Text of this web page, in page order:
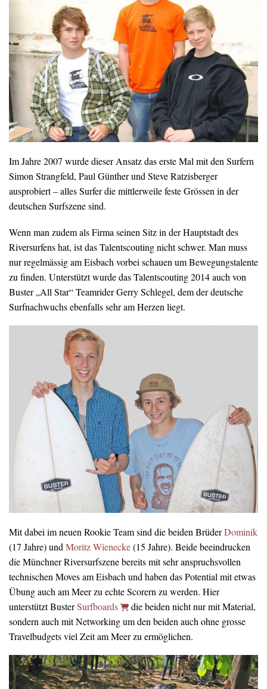
Im Jahre 2007 wurde dieser Ansatz das erste Mal mit den Surfern
Simon Strangfeld, Paul Günther und Steve Ratzisberger
ausprobiert – alles Surfer die mittlerweile feste Grössen in der
deutschen Surfszene sind.
Wenn man zudem als Firma seinen Sitz in der Hauptstadt des
Riversurfens hat, ist das Talentscouting nicht schwer. Man muss
nur regelmässig am Eisbach vorbei schauen um Bewegungstalente
zu finden. Unterstützt wurde das Talentscouting 2014 auch von
Buster „All Star“ Teamrider Gerry Schlegel, dem der deutsche
Surfnachwuchs ebenfalls sehr am Herzen liegt.
Mit dabei im neuen Rookie Team sind die beiden BrüderDominik
(17 Jahre) und Moritz Wienecke(15 Jahre). Beide beeindrucken
die Münchner Riversurfszene bereits mit sehr anspruchsvollen
technischen Moves am Eisbach und haben das Potential mit etwas
Übung auch am Meer zu echte Scorern zu werden. Hier
unterstützt BusterSurfboards
die beiden nicht nur mit Material,
sondern auch mit Networking um den beiden auch ohne grosse
Travelbudgets viel Zeit am Meer zu ermöglichen.